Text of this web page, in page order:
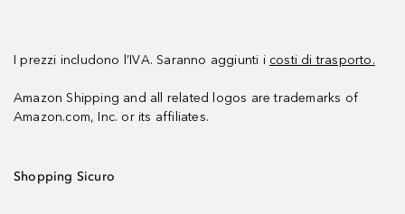
I prezzi includono l’IVA. Saranno aggiunti i costi di trasporto.
Amazon Shipping and all related logos are trademarks of
Amazon.com, Inc. or its affiliates.
Shopping Sicuro